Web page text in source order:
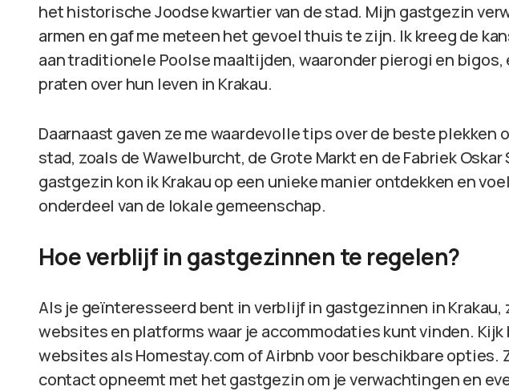
het historische Joodse kwartier van de stad. Mijn gastgezin
armen en gaf me meteen het gevoel thuis te zijn. Ik kreeg de
aan traditionele Poolse maaltijden, waaronder pierogi en bigos,
praten over hun leven in Krakau.
Daarnaast gaven ze me waardevolle tips over de beste plekken
stad, zoals de Wawelburcht, de Grote Markt en de Fabriek
gastgezin kon ik Krakau op een unieke manier ontdekken en
onderdeel van de lokale gemeenschap.
Hoe verblijf in gastgezinnen te regelen?
Als je geïnteresseerd bent in verblijf in gastgezinnen in
websites en platforms waar je accommodaties kunt vinden.
websites als Homestay.com of Airbnb voor beschikbare opties.
contact opneemt met het gastgezin om je verwachtingen en